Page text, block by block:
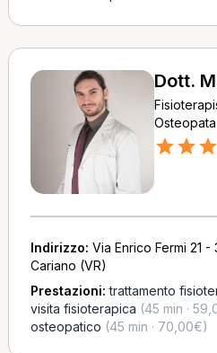
Dott.
Osteopata
Indirizzo: Via Enrico Fermi 21
Cariano (VR)
Prestazioni:trattamento
visita fisioterapica (45 min ·
osteopatico (45 min · 70,00€)